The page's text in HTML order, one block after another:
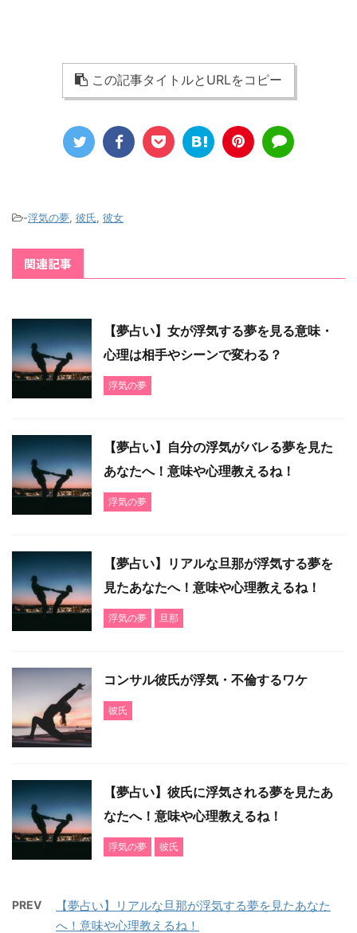
この記事タイトルとURLをコピー
-浮気の夢, 彼氏, 彼女
関連記事
【夢占い】女が浮気する夢を見る意味・
心理は相手やシーンで変わる？
浮気の夢
【夢占い】自分の浮気がバレる夢を見た
あなたへ！意味や心理教えるね！
浮気の夢
【夢占い】リアルな旦那が浮気する夢を
見たあなたへ！意味や心理教えるね！
浮気の夢 旦那
コンサル彼氏が浮気・不倫するワケ
彼氏
【夢占い】彼氏に浮気される夢を見たあ
なたへ！意味や心理教えるね！
浮気の夢 彼氏
PREV
【夢占い】リアルな旦那が浮気する夢を見たあなた
へ！意味や心理教えるね！